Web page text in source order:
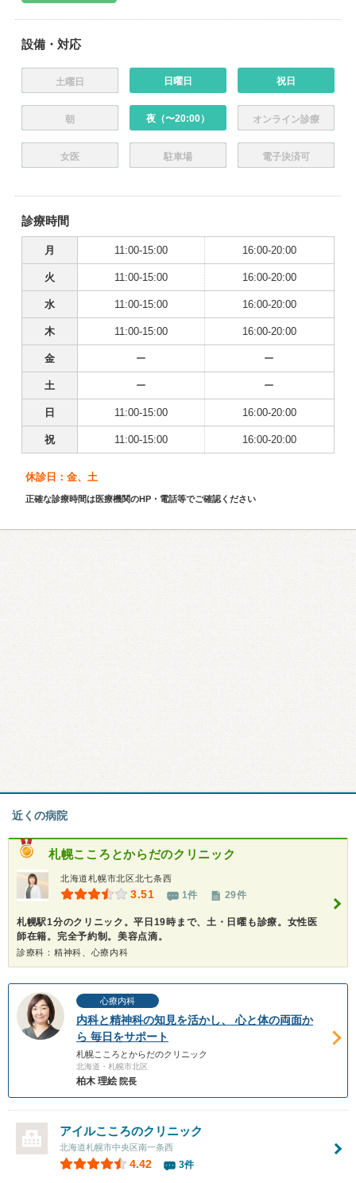
設備・対応
土曜日 日曜日 祝日
朝 夜（〜20:00） オンライン診療
女医 駐車場 電子決済可
診療時間
月 11:00-15:00 16:00-20:00
火 11:00-15:00 16:00-20:00
水 11:00-15:00 16:00-20:00
木 11:00-15:00 16:00-20:00
金 ー ー
土 ー ー
日 11:00-15:00 16:00-20:00
祝 11:00-15:00 16:00-20:00
休診日：金、土
正確な診療時間は医療機関のHP・電話等でご確認ください
近くの病院
札幌こころとからだのクリニック
北海道札幌市北区北七条西
3.51 1件 29件
札幌駅1分のクリニック。平日19時まで、土・日曜も診療。女性医
師在籍。完全予約制。美容点滴。
診療科：精神科、心療内科
心療内科
内科と精神科の知見を活かし、 心と体の両面か
ら 毎日をサポート
札幌こころとからだのクリニック
北海道・札幌市北区
柏木 理絵 院長
アイルこころのクリニック
北海道札幌市中央区南一条西
4.42 3件